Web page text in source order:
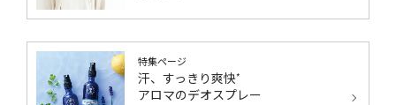
特集ページ
汗、すっきり爽快*
アロマのデオスプレー